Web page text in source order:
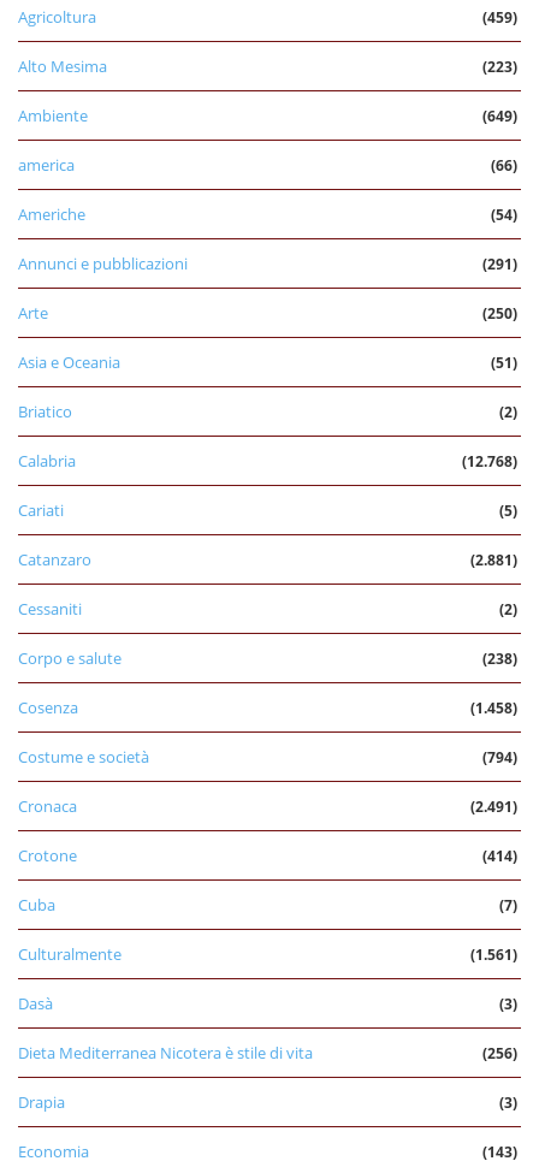
Agricoltura (459)
Alto Mesima (223)
Ambiente (649)
america (66)
Americhe (54)
Annunci e pubblicazioni (291)
Arte (250)
Asia e Oceania (51)
Briatico (2)
Calabria (12.768)
Cariati (5)
Catanzaro (2.881)
Cessaniti (2)
Corpo e salute (238)
Cosenza (1.458)
Costume e società (794)
Cronaca (2.491)
Crotone (414)
Cuba (7)
Culturalmente (1.561)
Dasà (3)
Dieta Mediterranea Nicotera è stile di vita (256)
Drapia (3)
Economia (143)